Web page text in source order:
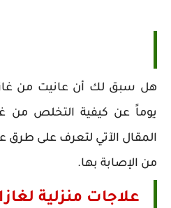
هل سبق لك أن عانيت من
يوماً عن كيفية التخلص من
المقال الآتي لتعرف على طرق
من الإصابة بها.
علاجات منزلية